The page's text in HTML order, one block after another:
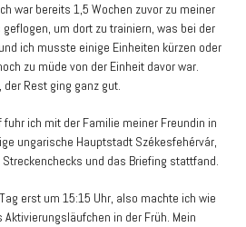
war bereits 1,5 Wochen zuvor zu meiner
um dort zu trainiern, was bei der
ich musste einige Einheiten kürzen oder
zu müde von der Einheit davor war.
Rest ging ganz gut.
ich mit der Familie meiner Freundin in
ungarische Hauptstadt Székesfehérvár,
und das Briefing stattfand.
erst um 15:15 Uhr, also machte ich wie
in der Früh. Mein